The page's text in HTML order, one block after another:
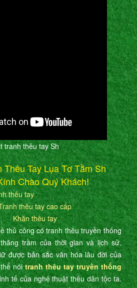
tranh thêu tay Sh
Thêu Tay Lụa Tơ Tằm Sh
Chào Quý Khách!
thêu tay
thêu tay cao cấp
Khăn thêu tay
thủ công có tranh thêu truyền thống
trầm của thời gian và lịch sử,
được bản sắc văn hóa lâu đời của
thể nóitranh thêu tay truyền thống
tế của nghệ thuật thêu dân tộc ta.